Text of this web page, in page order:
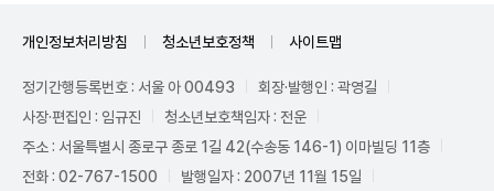
개인정보처리방침 청소년보호정책 사이트맵
정기간행등록번호 : 서울 아 00493
회장·발행인 : 곽영길
사장·편집인 : 임규진
청소년보호책임자 : 전운
주소 : 서울특별시 종로구 종로 1길 42(수송동 146-1) 이마빌딩 11층
전화 : 02-767-1500
발행일자 : 2007년 11월 15일